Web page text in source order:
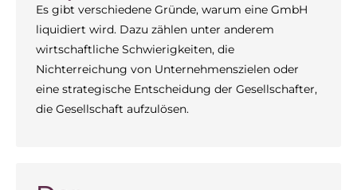
Es gibt verschiedene Gründe, warum eine GmbH
liquidiert wird. Dazu zählen unter anderem
wirtschaftliche Schwierigkeiten, die
Nichterreichung von Unternehmenszielen oder
eine strategische Entscheidung der Gesellschafter,
die Gesellschaft aufzulösen.